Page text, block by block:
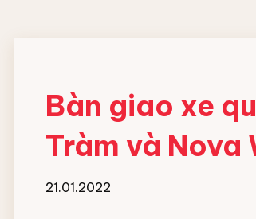
Máy gấp xếp đồ vải công nghiệp
IPSO
Bàn giao xe
Tràm và Nova
21.01.2022